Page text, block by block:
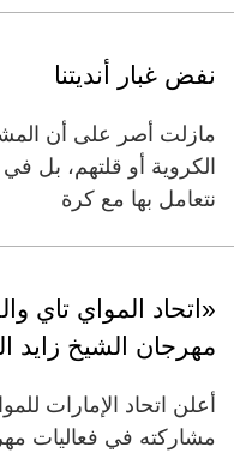
نفض غبار أنديتنا
مازلت أصر على أن
الكروية أو قلتهم، بل في
نتعامل بها مع كرة
«اتحاد المواي تاي
مهرجان الشيخ زايد
أعلن اتحاد الإمارات